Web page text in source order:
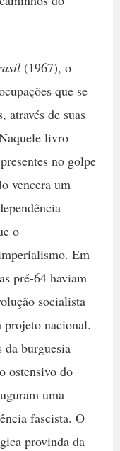
(1967), o
que se
através de suas
livro
no golpe
vencera um
o
Em
pré-64 haviam
socialista
nacional.
burguesia
ostensivo do
uma
fascista. O
provinda da